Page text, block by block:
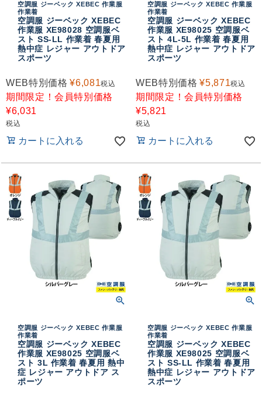
空調服 ジーベック XEBEC 作業服
作業着
空調服 ジーベック XEBEC
作業服 XE98028 空調服ベ
スト SS-LL 作業着 春夏用
熱中症 レジャー アウトドア
スポーツ
WEB特別価格 ¥6,081税込
期間限定！会員特別価格
¥6,031
税込
カートに入れる
空調服 ジーベック XEBEC 作業服
作業着
空調服 ジーベック XEBEC
作業服 XE98025 空調服ベ
スト 4L-5L 作業着 春夏用
熱中症 レジャー アウトドア
スポーツ
WEB特別価格 ¥5,871税込
期間限定！会員特別価格
¥5,821
税込
カートに入れる
空調服 ジーベック XEBEC 作業服
作業着
空調服 ジーベック XEBEC
作業服 XE98025 空調服ベ
スト 3L 作業着 春夏用 熱中
症 レジャー アウトドア ス
ポーツ
空調服 ジーベック XEBEC 作業服
作業着
空調服 ジーベック XEBEC
作業服 XE98025 空調服ベ
スト SS-LL 作業着 春夏用
熱中症 レジャー アウトドア
スポーツ